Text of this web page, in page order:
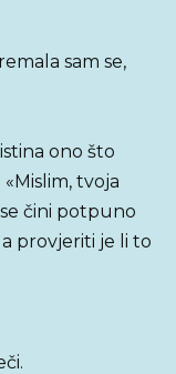
sam se,
ono što
tvoja
čini potpuno
provjeriti je li to